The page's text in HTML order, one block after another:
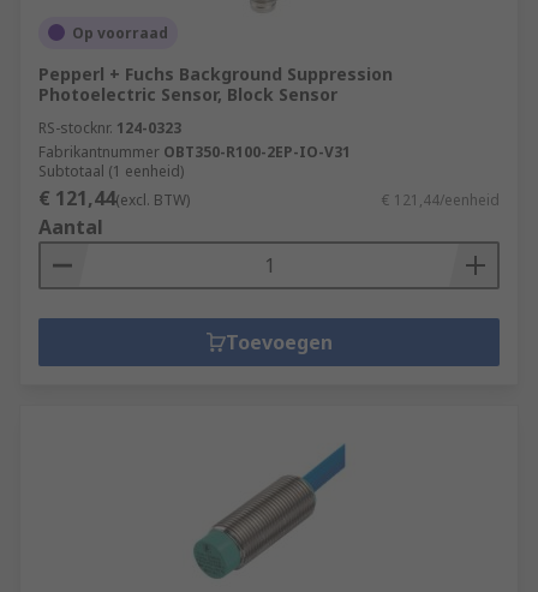
Op voorraad
Pepperl + Fuchs Background Suppression
Photoelectric Sensor, Block Sensor
RS-stocknr. 124-0323
Fabrikantnummer OBT350-R100-2EP-IO-V31
Subtotaal (1 eenheid)
€ 121,44(excl. BTW) € 121,44/eenheid
Aantal
Toevoegen